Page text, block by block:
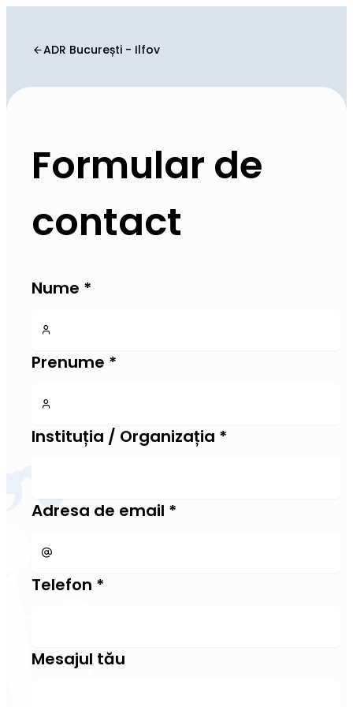
ADR București - Ilfov
Formular de
contact
Nume *
Prenume *
Instituția / Organizația *
Adresa de email *
Telefon *
Mesajul tău